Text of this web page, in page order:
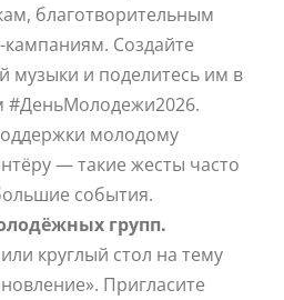
благотворительным
Создайте
музыки и поделитесь им в
#ДеньМолодежи2026.
молодому
— такие жесты часто
события.
групп.
круглый стол на тему
Пригласите